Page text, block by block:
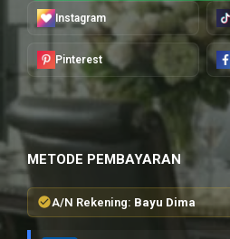
Instagram
Pinterest
METODE PEMBAYARAN
A/N Rekening: Bayu Dima